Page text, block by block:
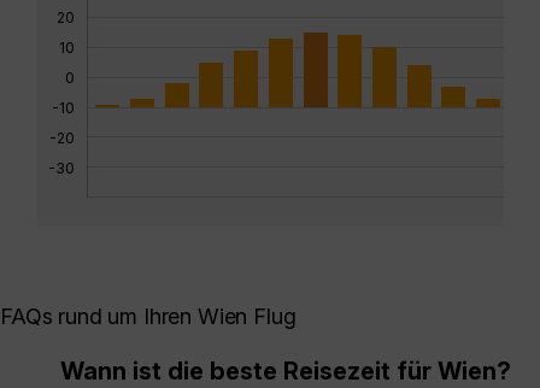
20
10
0
-10
-20
-30
FAQs rund um Ihren Wien Flug
Wann ist die beste Reisezeit für Wien?